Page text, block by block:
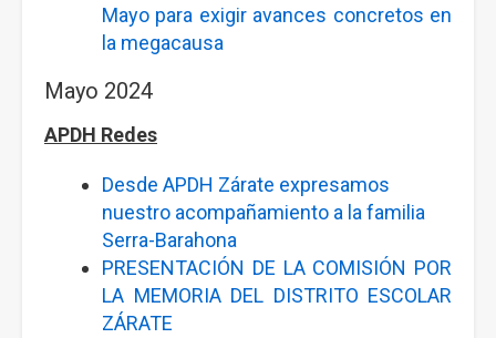
Mayo para exigir avances concretos en
la megacausa
Mayo 2024
APDH Redes
Desde APDH Zárate expresamos
nuestro acompañamiento a la familia
Serra-Barahona
PRESENTACIÓN DE LA COMISIÓN POR
LA MEMORIA DEL DISTRITO ESCOLAR
ZÁRATE